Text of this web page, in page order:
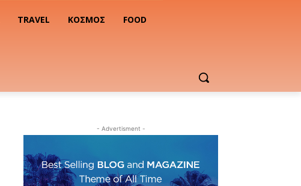
TRAVEL ΚΟΣΜΟΣ FOOD
- Advertisment -